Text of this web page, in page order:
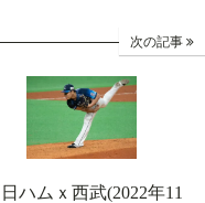
次の記事
日ハムｘ西武(2022年11